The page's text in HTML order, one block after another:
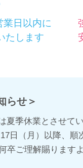
業日以内に
たします
らせ＞
夏季休業とさせて
日（月）以降、順
ご理解賜ります